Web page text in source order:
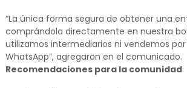
“La única forma segura de obtener una
comprándola directamente en nuestra
utilizamos intermediarios ni vendemos
WhatsApp”, agregaron en el comunicado.
Recomendaciones para la comunidad